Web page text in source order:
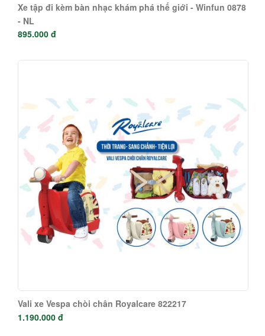
Xe tập đi kèm bàn nhạc khám phá thế giới - Winfun 0878
- NL
895.000 đ
Vali xe Vespa chòi chân Royalcare 822217
1.190.000 đ